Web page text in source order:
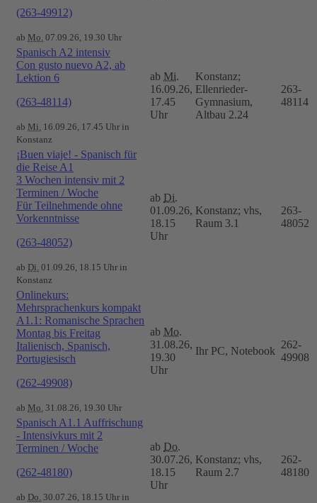
(263-49912)
ab Mo. 07.09.26, 19.30 Uhr
Spanisch A2 intensiv
Con gusto nuevo A2, ab
Lektion 6
(263-48114)
ab Mi. 16.09.26, 17.45 Uhr in
Konstanz
ab Mi.
16.09.26,
17.45
Uhr
Konstanz;
Ellenrieder-
Gymnasium,
Altbau 2.24
263-
48114
¡Buen viaje! - Spanisch für
die Reise A1
3 Wochen intensiv mit 2
Terminen / Woche
Für Teilnehmende ohne
Vorkenntnisse
(263-48052)
ab Di. 01.09.26, 18.15 Uhr in
Konstanz
ab Di.
01.09.26,
18.15
Uhr
Konstanz; vhs,
Raum 3.1
263-
48052
Onlinekurs:
Mehrsprachenkurs kompakt
A1.1: Romanische Sprachen
Montag bis Freitag
Italienisch, Spanisch,
Portugiesisch
(262-49908)
ab Mo. 31.08.26, 19.30 Uhr
ab Mo.
31.08.26,
19.30
Uhr
Ihr PC, Notebook
262-
49908
Spanisch A1.1 Auffrischung
- Intensivkurs mit 2
Terminen / Woche
(262-48180)
ab Do. 30.07.26, 18.15 Uhr in
ab Do.
30.07.26,
18.15
Uhr
Konstanz; vhs,
Raum 2.7
262-
48180